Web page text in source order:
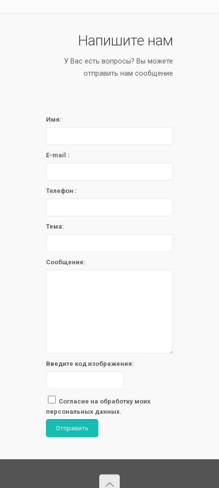
Напишите нам
У Вас есть вопросы? Вы можете
отправить нам сообщение
Имя:
E-mail :
Телефон :
Тема:
Сообщение:
Введите код изображения:
Согласие на обработку моих
персональных данных.
Отправить